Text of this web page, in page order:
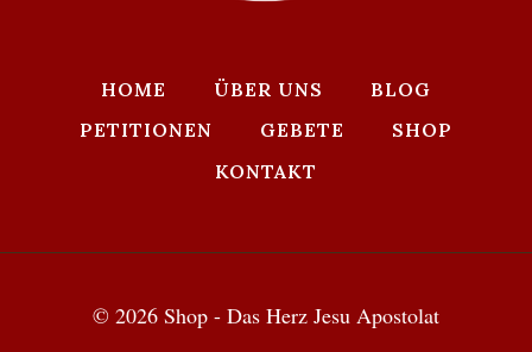
HOME ÜBER UNS
BLOG
PETITIONEN
GEBETE
SHOP
KONTAKT
© 2026 Shop - Das Herz Jesu Apostolat